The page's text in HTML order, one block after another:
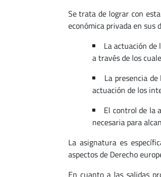
Se trata de lograr con
económica privada en sus
La actuación
a través de los
La presencia
actuación de los
El control de la
necesaria para
La asignatura es
aspectos de Derecho
En cuanto a las salidas